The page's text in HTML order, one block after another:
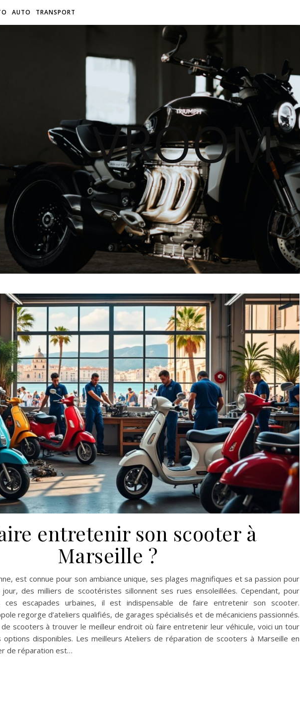
AUTO TRANSPORT
VROOM
entretenir son scooter à
Marseille ?
est connue pour son ambiance unique, ses plages magnifiques et sa passion pour
jour, des milliers de scootéristes sillonnent ses rues ensoleillées. Cependant, pour
escapades urbaines, il est indispensable de faire entretenir son scooter.
regorge d’ateliers qualifiés, de garages spécialisés et de mécaniciens passionnés.
scooters à trouver le meilleur endroit où faire entretenir leur véhicule, voici un tour
options disponibles. Les meilleurs Ateliers de réparation de scooters à Marseille en
de réparation est…